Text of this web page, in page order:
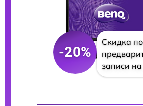
-20%
Скидка по
записи на